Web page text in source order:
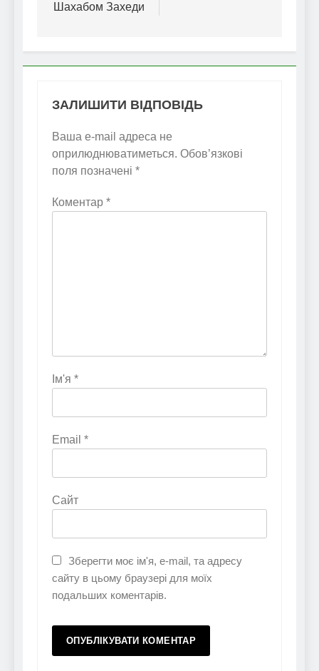
Шахабом Захеди
ЗАЛИШИТИ ВІДПОВІДЬ
Ваша e-mail адреса не
оприлюднюватиметься. Обов’язкові
поля позначені *
Коментар *
Ім'я *
Email *
Сайт
Зберегти моє ім'я, e-mail, та адресу
сайту в цьому браузері для моїх
подальших коментарів.